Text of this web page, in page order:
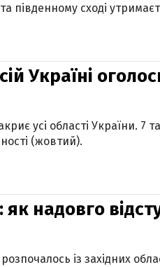
південному сході
Україні
усі області України. 7
(жовтий).
надовго
із західних